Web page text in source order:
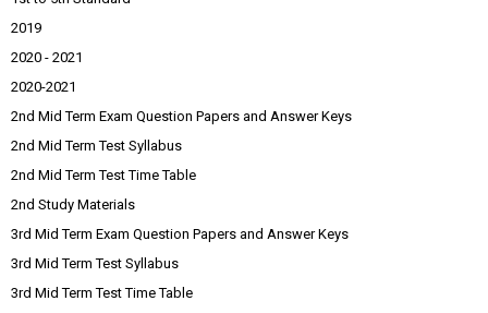
2019
2020 - 2021
2020-2021
2nd Mid Term Exam Question Papers and Answer Keys
2nd Mid Term Test Syllabus
2nd Mid Term Test Time Table
2nd Study Materials
3rd Mid Term Exam Question Papers and Answer Keys
3rd Mid Term Test Syllabus
3rd Mid Term Test Time Table